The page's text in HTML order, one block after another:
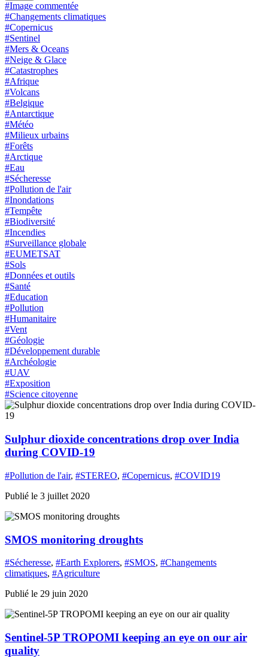
#Image commentée
#Changements climatiques
#Copernicus
#Sentinel
#Mers & Oceans
#Neige & Glace
#Catastrophes
#Afrique
#Volcans
#Belgique
#Antarctique
#Météo
#Milieux urbains
#Forêts
#Arctique
#Eau
#Sécheresse
#Pollution de l'air
#Inondations
#Tempête
#Biodiversité
#Incendies
#Surveillance globale
#EUMETSAT
#Sols
#Données et outils
#Santé
#Education
#Pollution
#Humanitaire
#Vent
#Géologie
#Développement durable
#Archéologie
#UAV
#Exposition
#Science citoyenne
Sulphur dioxide concentrations drop over India
during COVID-19
#Pollution de l'air, #STEREO, #Copernicus, #COVID19
Publié le 3 juillet 2020
SMOS monitoring droughts
#Sécheresse, #Earth Explorers, #SMOS, #Changements
climatiques, #Agriculture
Publié le 29 juin 2020
Sentinel-5P TROPOMI keeping an eye on our air
quality